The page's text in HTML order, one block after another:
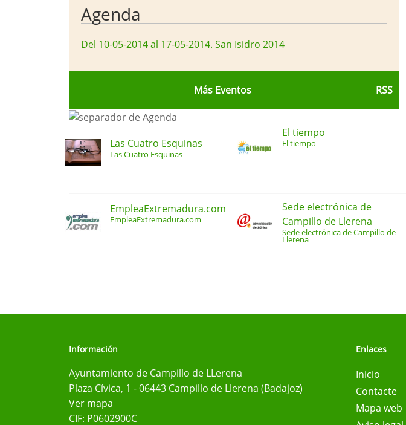
Agenda
Del 10-05-2014 al 17-05-2014. San Isidro 2014
Más Eventos RSS
Las Cuatro Esquinas
Las Cuatro Esquinas
El tiempo
El tiempo
EmpleaExtremadura.com
EmpleaExtremadura.com
Sede electrónica de
Campillo de Llerena
Sede electrónica de Campillo de
Llerena
Información
Ayuntamiento de Campillo de LLerena
Plaza Cívica, 1 - 06443 Campillo de Llerena (Badajoz)
Ver mapa
CIF: P0602900C
Enlaces
Inicio
Contacte
Mapa web